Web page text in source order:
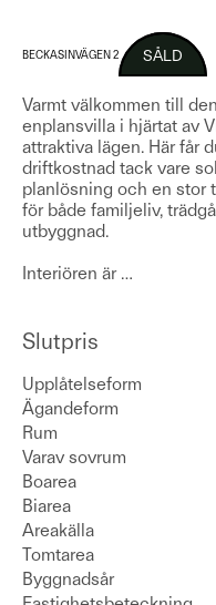
BECKASINVÄGEN 2 SÅLD
Varmt välkommen till
enplansvilla i hjärtat av
attraktiva lägen. Här får
driftkostnad tack vare
planlösning och en stor
för både familjeliv,
utbyggnad.
Interiören är …
Slutpris
Upplåtelseform
Ägandeform
Rum
Varav sovrum
Boarea
Biarea
Areakälla
Tomtarea
Byggnadsår